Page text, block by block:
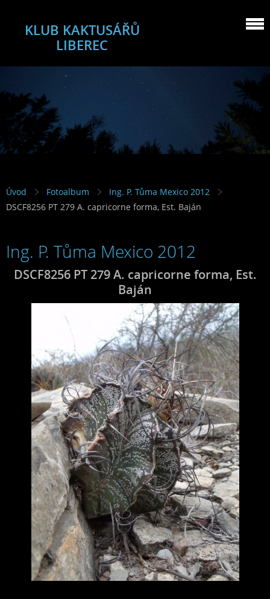
KLUB KAKTUSÁŘŮ
LIBEREC
Úvod Fotoalbum
Ing. P. Tůma Mexico 2012
DSCF8256 PT 279 A. capricorne forma, Est. Baján
Ing. P. Tůma Mexico 2012
DSCF8256 PT 279 A. capricorne forma, Est.
Baján